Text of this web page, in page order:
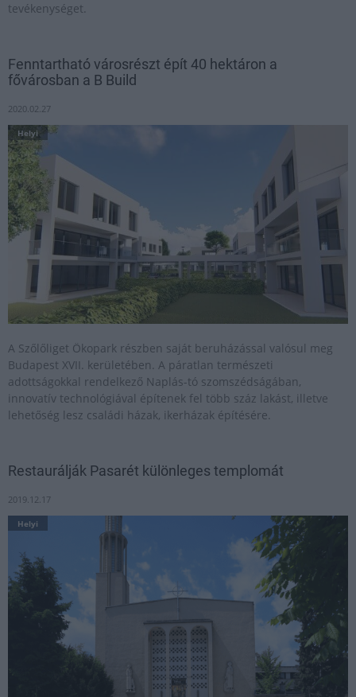
tevékenységet.
Fenntartható városrészt épít 40 hektáron a
fővárosban a B Build
2020.02.27
Helyi
A Szőlőliget Ökopark részben saját beruházással valósul meg
Budapest XVII. kerületében. A páratlan természeti
adottságokkal rendelkező Naplás-tó szomszédságában,
innovatív technológiával építenek fel több száz lakást, illetve
lehetőség lesz családi házak, ikerházak építésére.
Restaurálják Pasarét különleges templomát
2019.12.17
Helyi